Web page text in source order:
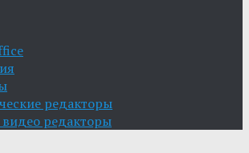
редакторы
редакторы